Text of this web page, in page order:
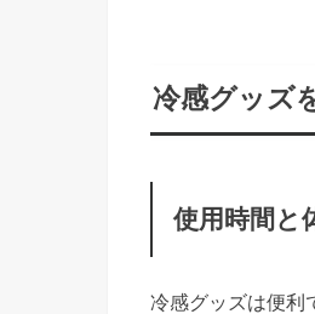
冷感グッズ
使用時間と
冷感グッズは便利